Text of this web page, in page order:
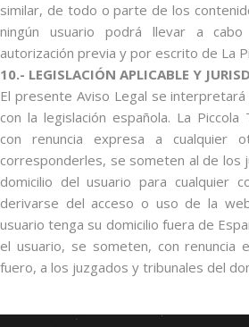
similar, de todo o parte de los
ningún usuario podrá llevar a
autorización previa y por escrito de La
10.- LEGISLACIÓN APLICABLE Y
El presente Aviso Legal se
con la legislación española. La
con renuncia expresa a cualquier
corresponderles, se someten al de los
domicilio del usuario para cualquier
derivarse del acceso o uso de la
usuario tenga su domicilio fuera de
el usuario, se someten, con renuncia
fuero, a los juzgados y tribunales del